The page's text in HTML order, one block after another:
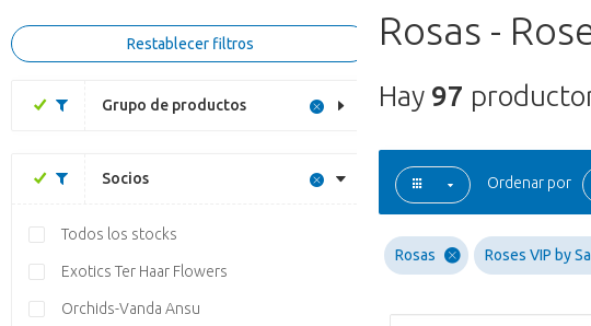
Restablecer filtros
Grupo de productos
Socios
Todos los stocks
Exotics Ter Haar Flowers
Orchids-Vanda Ansu
Rosas -
Hay 97
Ordenar por
Rosas Roses VIP by